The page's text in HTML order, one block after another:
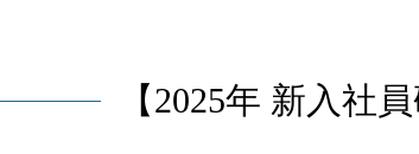
【2025年 新入社